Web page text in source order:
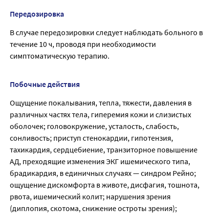
Передозировка
В случае передозировки следует наблюдать больного в
течение 10 ч, проводя при необходимости
симптоматическую терапию.
Побочные действия
Ощущение покалывания, тепла, тяжести, давления в
различных частях тела, гиперемия кожи и слизистых
оболочек; головокружение, усталость, слабость,
сонливость; приступ стенокардии, гипотензия,
тахикардия, сердцебиение, транзиторное повышение
АД, преходящие изменения ЭКГ ишемического типа,
брадикардия, в единичных случаях — синдром Рейно;
ощущение дискомфорта в животе, дисфагия, тошнота,
рвота, ишемический колит; нарушения зрения
(диплопия, скотома, снижение остроты зрения);